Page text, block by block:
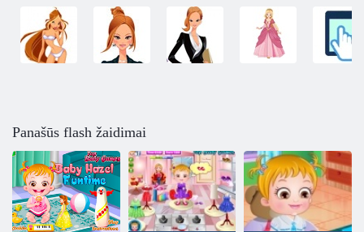
Panašūs flash žaidimai